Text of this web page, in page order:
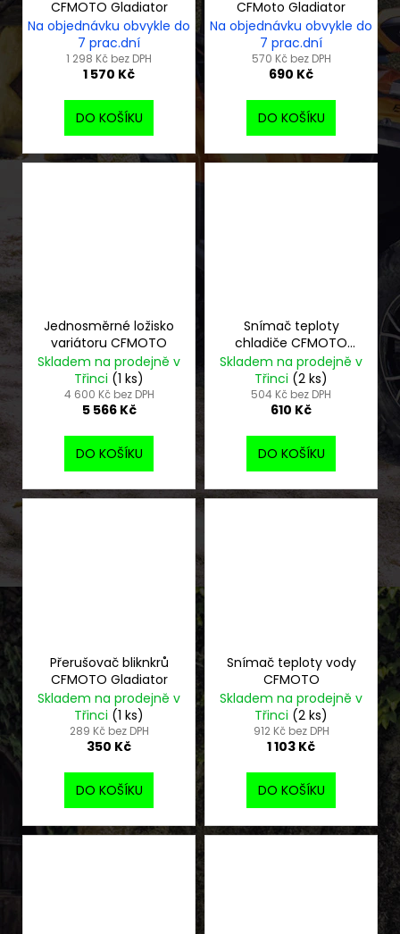
CFMOTO Gladiator
Na objednávku obvykle do
7 prac.dní
1 298 Kč bez DPH
1 570 Kč
DO KOŠÍKU
CFMoto Gladiator
Na objednávku obvykle do
7 prac.dní
570 Kč bez DPH
690 Kč
DO KOŠÍKU
Jednosměrné ložisko
variátoru CFMOTO
Skladem na prodejně v
Třinci (1 ks)
4 600 Kč bez DPH
5 566 Kč
DO KOŠÍKU
Snímač teploty
chladiče CFMOTO
Gladiator
Skladem na prodejně v
Třinci (2 ks)
504 Kč bez DPH
610 Kč
DO KOŠÍKU
Přerušovač bliknkrů
CFMOTO Gladiator
Skladem na prodejně v
Třinci (1 ks)
289 Kč bez DPH
350 Kč
DO KOŠÍKU
Snímač teploty vody
CFMOTO
Skladem na prodejně v
Třinci (2 ks)
912 Kč bez DPH
1 103 Kč
DO KOŠÍKU